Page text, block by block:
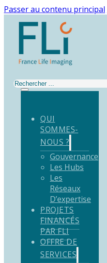
Passer au contenu principal
Rechercher
QUI
SOMMES-
NOUS ?
Gouvernance
Les Hubs
Les
Réseaux
D’expertise
PROJETS
FINANCÉS
PAR FLI
OFFRE DE
SERVICES